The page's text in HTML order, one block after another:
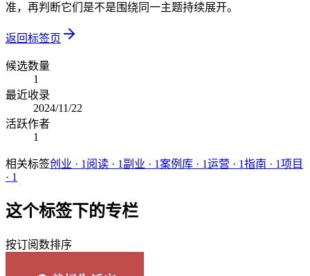
准，再判断它们是不是围绕同一主题持续展开。
返回标签页
候选数量
1
最近收录
2024/11/22
活跃作者
1
相关标签创业 · 1 阅读 · 1 副业 · 1案例库 · 1运营 · 1指南 · 1项目
· 1
这个标签下的专栏
按订阅数排序